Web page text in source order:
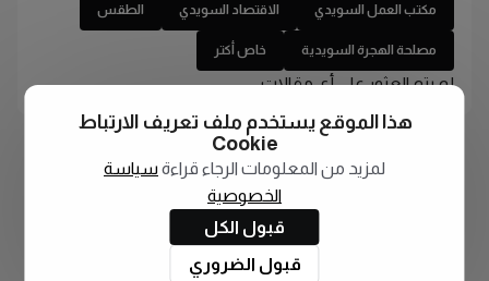
مكتب العمل السويدي الاقتصاد السويدي الطقس
مصلحة الهجرة السويدية خاص أكتر
لم يتم العثور على أي مقالات
هذا الموقع يستخدم ملف تعريف الارتباط
Cookie
لمزيد من المعلومات الرجاء قراءة سياسة
الخصوصية
قبول الكل
قبول الضروري